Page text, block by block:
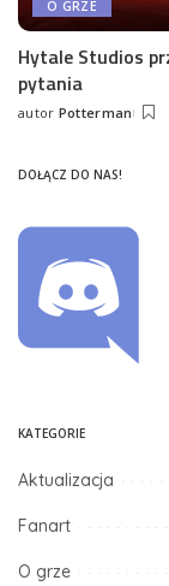
O GRZE
Hytale Studios
pytania
Posted
autor Potterman
DOŁĄCZ DO NAS!
KATEGORIE
Aktualizacja
Fanart
O grze